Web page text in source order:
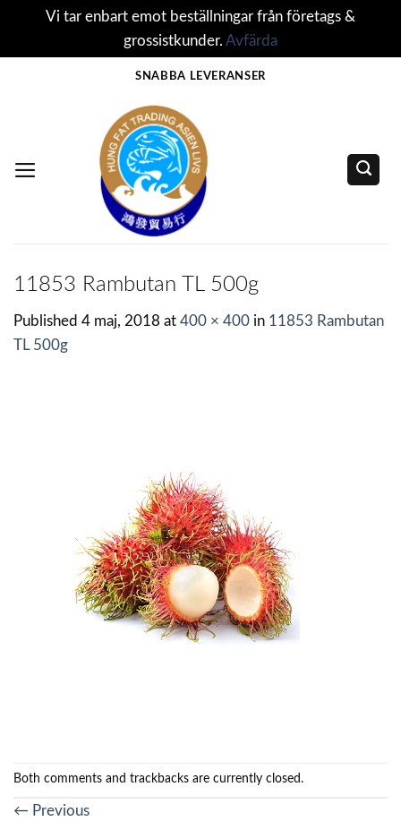
Vi tar enbart emot beställningar från företags &
grossistkunder. Avfärda
SNABBA LEVERANSER
11853 Rambutan TL 500g
Published 4 maj, 2018 at 400 × 400 in 11853 Rambutan
TL 500g
Both comments and trackbacks are currently closed.
← Previous